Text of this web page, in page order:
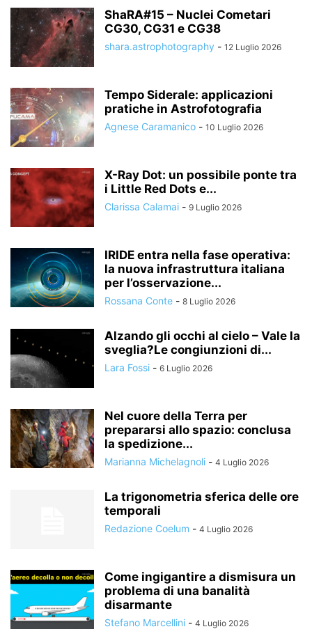
ShaRA#15 – Nuclei Cometari
CG30, CG31 e CG38
shara.astrophotography - 12 Luglio 2026
Tempo Siderale: applicazioni
pratiche in Astrofotografia
Agnese Caramanico - 10 Luglio 2026
X-Ray Dot: un possibile ponte tra
i Little Red Dots e...
Clarissa Calamai - 9 Luglio 2026
IRIDE entra nella fase operativa:
la nuova infrastruttura italiana
per l’osservazione...
Rossana Conte - 8 Luglio 2026
Alzando gli occhi al cielo – Vale la
sveglia?Le congiunzioni di...
Lara Fossi - 6 Luglio 2026
Nel cuore della Terra per
prepararsi allo spazio: conclusa
la spedizione...
Marianna Michelagnoli - 4 Luglio 2026
La trigonometria sferica delle ore
temporali
Redazione Coelum - 4 Luglio 2026
Come ingigantire a dismisura un
problema di una banalità
disarmante
Stefano Marcellini - 4 Luglio 2026